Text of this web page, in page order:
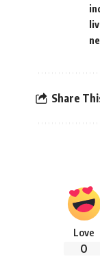
Share
Love
0